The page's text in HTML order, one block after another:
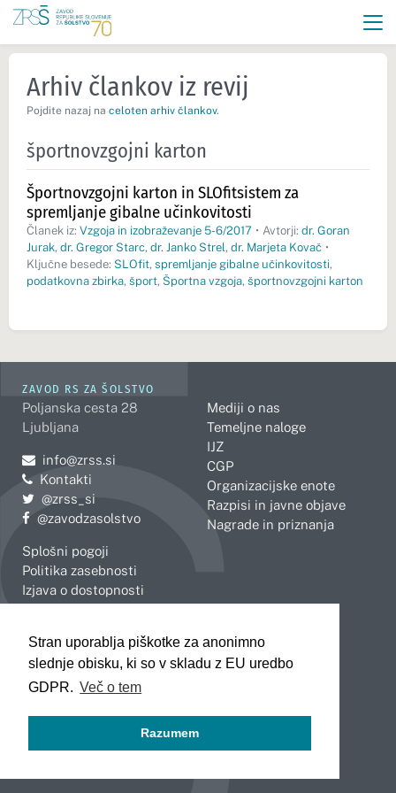
Stran uporablja piškotke za anonimno
slednje obisku, ki so v skladu z EU uredbo
GDPR. Več o tem
Razumem
Arhiv člankov iz revij
Pojdite nazaj na celoten arhiv člankov.
športnovzgojni karton
Športnovzgojni karton in SLOfitsistem za
spremljanje gibalne učinkovitosti
Članek iz: Vzgoja in izobraževanje 5-6/2017 • Avtorji: dr. Goran
Jurak, dr. Gregor Starc, dr. Janko Strel, dr. Marjeta Kovač •
Ključne besede: SLOfit, spremljanje gibalne učinkovitosti,
podatkovna zbirka, šport, Športna vzgoja, športnovzgojni karton
ZAVOD RS ZA ŠOLSTVO
Poljanska cesta 28
Ljubljana
Pošljite e-mail na
info@zrss.si
Kontakti
Pojdite na Twitter:
@zrss_si
Pojdite na Facebook:
@zavodzasolstvo
Splošni pogoji
Politika zasebnosti
Izjava o dostopnosti
Mediji o nas
Temeljne naloge
IJZ
CGP
Organizacijske enote
Razpisi in javne objave
Nagrade in priznanja
Celje
Koper
Kranj
Novo mesto
Slovenj Gradec